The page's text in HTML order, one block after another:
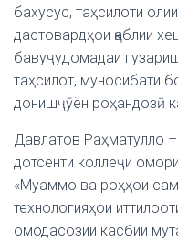
бахусус, таҳсилоти
дастовардҳои қаблии
бавуҷудомадаи
таҳсилот, муносибати
донишҷӯён роҳандозӣ
Давлатов Раҳматулло
дотсенти коллеҷи
«Муаммо ва роҳҳои
технологияҳои
омодасозии касбии